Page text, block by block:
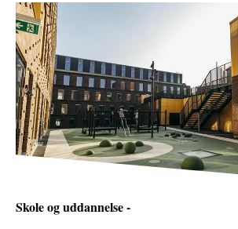
Skole og uddannelse -